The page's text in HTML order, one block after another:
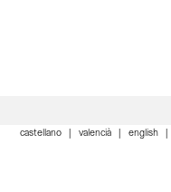
castellano valencià english